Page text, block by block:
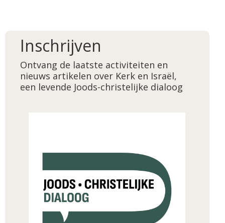
Inschrijven
Ontvang de laatste activiteiten en
nieuws artikelen over Kerk en Israël,
een levende Joods-christelijke dialoog